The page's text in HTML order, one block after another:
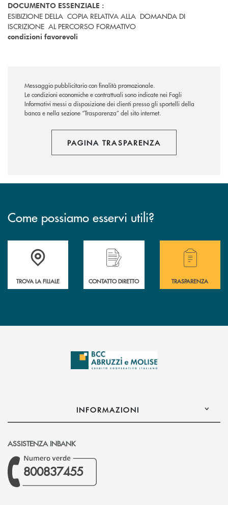
DOCUMENTO ESSENZIALE :
ESIBIZIONE DELLA COPIA RELATIVA ALLA DOMANDA DI
ISCRIZIONE AL PERCORSO FORMATIVO
condizioni favorevoli
Messaggio pubblicitario con finalità promozionale.
Le condizioni economiche e contrattuali sono indicate nei Fogli
Informativi messi a disposizione dei clienti presso gli sportelli della
banca e nella sezione “Trasparenza” del sito internet.
PAGINA TRASPARENZA
Come possiamo esservi utili?
Accedi all' elenco completo delle filiali .
TROVA LA FILIALE CONTATTO DIRETTO
Hai bisogno di
TRASPARENZA
INFORMAZIONI
ASSISTENZA INBANK
800837455